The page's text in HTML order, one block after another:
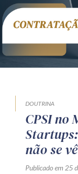
Batel
DOUTRINA
CPSI no
não se vê
Publicado em 25